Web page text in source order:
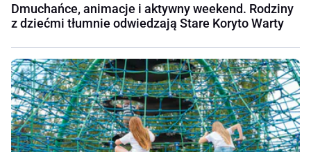
Dmuchańce, animacje i aktywny weekend. Rodziny
z dziećmi tłumnie odwiedzają Stare Koryto Warty